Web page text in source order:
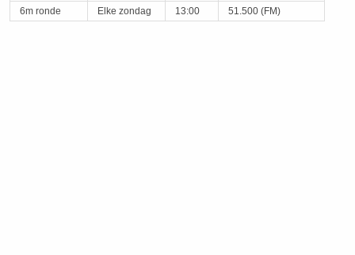
6m ronde Elke zondag 13:00 51.500 (FM)